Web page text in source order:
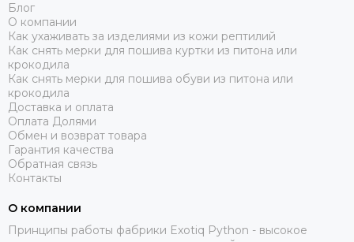
Блог
О компании
Как ухаживать за изделиями из кожи рептилий
Как снять мерки для пошива куртки из питона или
крокодила
Как снять мерки для пошива обуви из питона или
крокодила
Доставка и оплата
Оплата Долями
Обмен и возврат товара
Гарантия качества
Обратная связь
Контакты
О компании
Принципы работы фабрики Exotiq Python - высокое